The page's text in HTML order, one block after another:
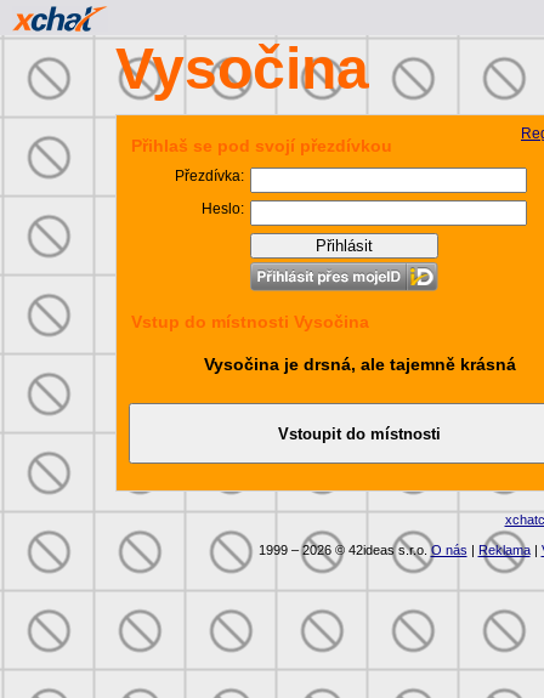
Vysočina
Přihlaš se pod svojí přezdívkou
Přezdívka:
Heslo:
Vstup do místnosti Vysočina
Vysočina je drsná, ale tajemně krásná
1999 – 2026 © 42ideas s.r.o.O nás | Reklama|